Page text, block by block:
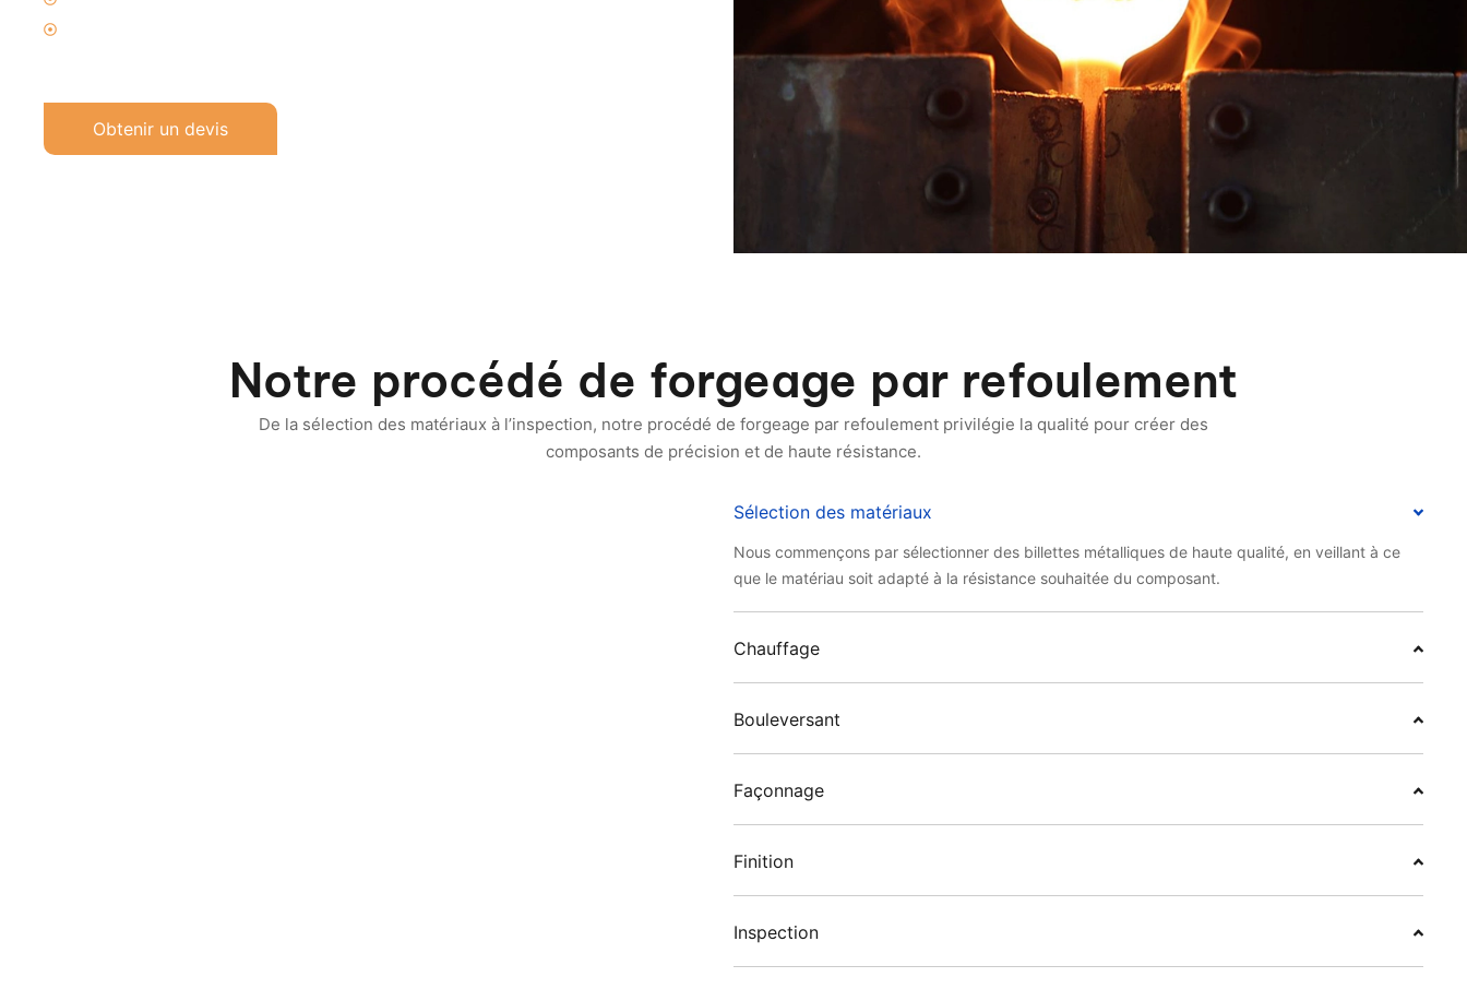
Obtenir un devis
Notre procédé de forgeage par refoulement
De la sélection des matériaux à l’inspection, notre procédé de forgeage par refoulement privilégie la qualité pour créer des
composants de précision et de haute résistance.
Sélection des matériaux
Nous commençons par sélectionner des billettes métalliques de haute qualité, en veillant à ce
que le matériau soit adapté à la résistance souhaitée du composant.
Chauffage
Bouleversant
Façonnage
Finition
Inspection